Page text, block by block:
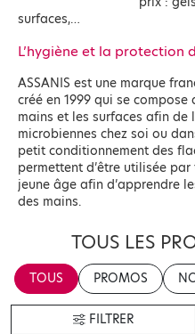
surfaces,…
L’hygiène et la protection
ASSANIS est une marque
créé en 1999 qui se
mains et les surfaces afin
microbiennes chez soi ou
petit conditionnement des
permettent d’être utilisée
jeune âge afin d’apprendre
des mains.
TOUS LES
TOUS PROMOS
FILTRER